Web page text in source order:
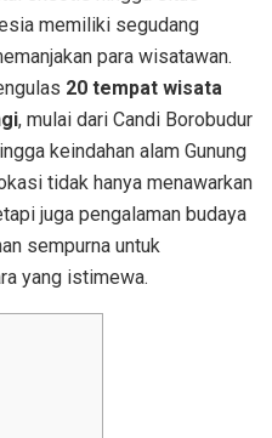
memiliki segudang
para wisatawan.
20 tempat wisata
, mulai dari Candi Borobudur
keindahan alam Gunung
tidak hanya menawarkan
juga pengalaman budaya
sempurna untuk
yang istimewa.